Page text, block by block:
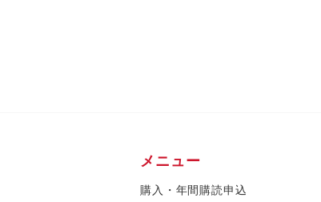
メニュー
購入・年間購読申込